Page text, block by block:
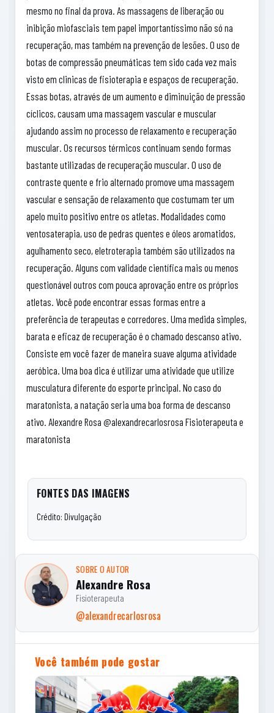
mesmo no final da prova. As massagens de liberação ou
inibição miofasciais tem papel importantíssimo não só na
recuperação, mas também na prevenção de lesões. O uso de
botas de compressão pneumáticas tem sido cada vez mais
visto em clinicas de fisioterapia e espaços de recuperação.
Essas botas, através de um aumento e diminuição de pressão
cíclicos, causam uma massagem vascular e muscular
ajudando assim no processo de relaxamento e recuperação
muscular. Os recursos térmicos continuam sendo formas
bastante utilizadas de recuperação muscular. O uso de
contraste quente e frio alternado promove uma massagem
vascular e sensação de relaxamento que costumam ter um
apelo muito positivo entre os atletas. Modalidades como
ventosaterapia, uso de pedras quentes e óleos aromatidos,
agulhamento seco, eletroterapia também são utilizados na
recuperação. Alguns com validade científica mais ou menos
questionável outros com pouca aprovação entre os próprios
atletas. Você pode encontrar essas formas entre a
preferência de terapeutas e corredores. Uma medida simples,
barata e eficaz de recuperação é o chamado descanso ativo.
Consiste em você fazer de maneira suave alguma atividade
aeróbica. Uma boa dica é utilizar uma atividade que utilize
musculatura diferente do esporte principal. No caso do
maratonista, a natação seria uma boa forma de descanso
ativo. Alexandre Rosa @alexandrecarlosrosa Fisioterapeuta e
maratonista
FONTES DAS IMAGENS
Crédito: Divulgação
SOBRE O AUTOR
Alexandre Rosa
Fisioterapeuta
@alexandrecarlosrosa
Você também pode gostar